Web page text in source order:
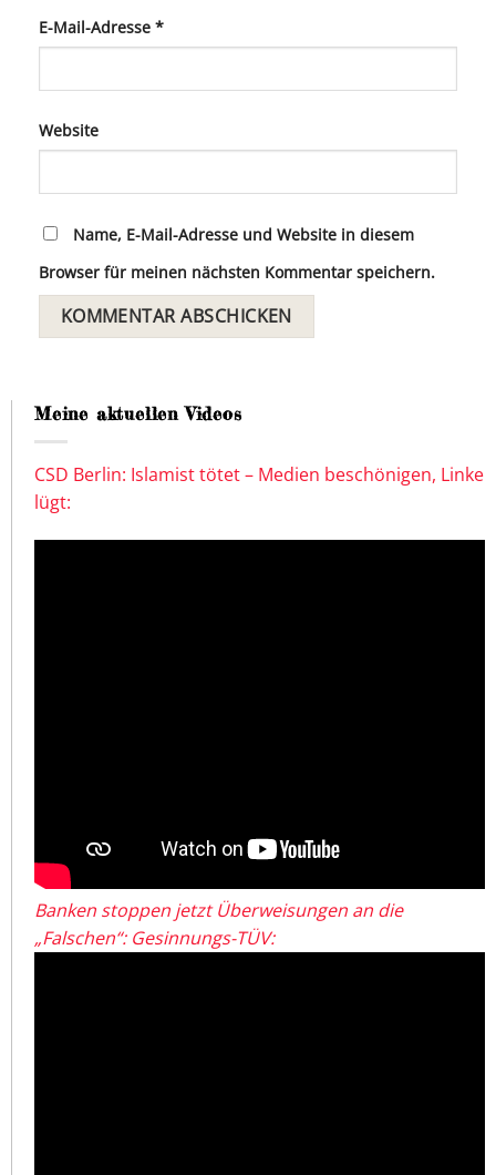
E-Mail-Adresse *
Website
Name, E-Mail-Adresse und Website in diesem
Browser für meinen nächsten Kommentar speichern.
Meine aktuellen Videos
CSD Berlin: Islamist tötet – Medien beschönigen, Linke
lügt:
Banken stoppen jetzt Überweisungen an die
„Falschen“: Gesinnungs-TÜV: